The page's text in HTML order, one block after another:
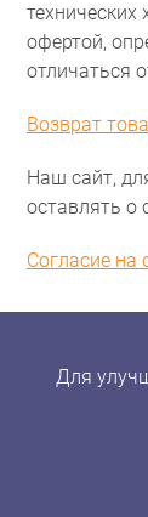
офертой,
отличаться
Возврат
Наш сайт,
оставлять о
Согласие на
Для